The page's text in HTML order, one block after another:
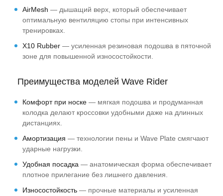
AirMesh — дышащий верх, который обеспечивает
оптимальную вентиляцию стопы при интенсивных
тренировках.
X10 Rubber — усиленная резиновая подошва в пяточной
зоне для повышенной износостойкости.
Преимущества моделей Wave Rider
Комфорт при носке — мягкая подошва и продуманная
колодка делают кроссовки удобными даже на длинных
дистанциях.
Амортизация — технологии пены и Wave Plate смягчают
ударные нагрузки.
Удобная посадка — анатомическая форма обеспечивает
плотное прилегание без лишнего давления.
Износостойкость — прочные материалы и усиленная